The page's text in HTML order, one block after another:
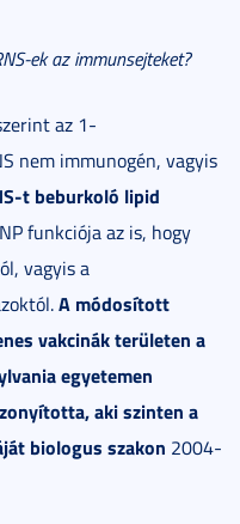
ek az immunsejteket?
az 1-
nem immunogén, vagyis
t beburkoló lipid
funkciója az is, hogy
vagyis a
A módosított
vakcinák területen a
egyetemen
aki szinten a
biologus szakon 2004-